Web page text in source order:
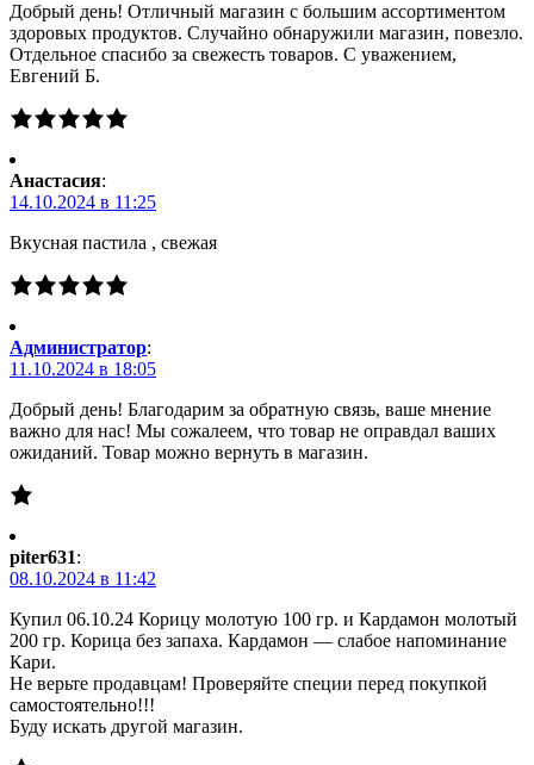
Добрый день! Отличный магазин с большим ассортиментом
здоровых продуктов. Случайно обнаружили магазин, повезло.
Отдельное спасибо за свежесть товаров. С уважением,
Евгений Б.
Анастасия:
14.10.2024 в 11:25
Вкусная пастила , свежая
Администратор:
11.10.2024 в 18:05
Добрый день! Благодарим за обратную связь, ваше мнение
важно для нас! Мы сожалеем, что товар не оправдал ваших
ожиданий. Товар можно вернуть в магазин.
piter631:
08.10.2024 в 11:42
Купил 06.10.24 Корицу молотую 100 гр. и Кардамон молотый
200 гр. Корица без запаха. Кардамон — слабое напоминание
Кари.
Не верьте продавцам! Проверяйте специи перед покупкой
самостоятельно!!!
Буду искать другой магазин.